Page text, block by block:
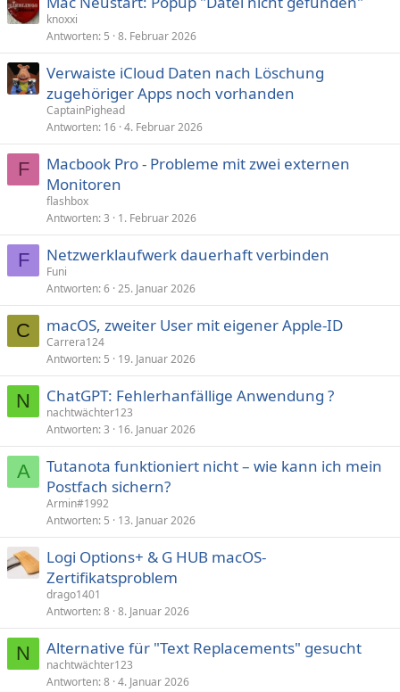
knoxxi
Antworten 5 8. Februar 2026
Verwaiste iCloud Daten nach Löschung
zugehöriger Apps noch vorhanden
CaptainPighead
Antworten 16 4. Februar 2026
F
Macbook Pro - Probleme mit zwei externen
Monitoren
flashbox
Antworten 3 1. Februar 2026
F Netzwerklaufwerk dauerhaft verbinden
Funi
Antworten 6 25. Januar 2026
C macOS, zweiter User mit eigener Apple-ID
Carrera124
Antworten 5 19. Januar 2026
N ChatGPT: Fehlerhanfällige Anwendung ?
nachtwächter123
Antworten 3 16. Januar 2026
A
Tutanota funktioniert nicht – wie kann ich mein
Postfach sichern?
Armin#1992
Antworten 5 13. Januar 2026
Logi Options+ & G HUB macOS-
Zertifikatsproblem
drago1401
Antworten 8 8. Januar 2026
N Alternative für "Text Replacements" gesucht
nachtwächter123
Antworten 8 4. Januar 2026